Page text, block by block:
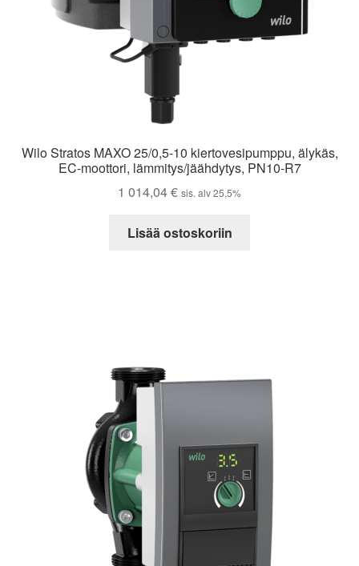
Wilo Stratos MAXO 25/0,5-10 kiertovesipumppu, älykäs,
EC-moottori, lämmitys/jäähdytys, PN10-R7
1 014,04€ sis. alv 25,5%
Lisää ostoskoriin